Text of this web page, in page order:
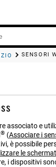
SENSORI
associato e
® (Associare i
è possibile
le
i dispositivi